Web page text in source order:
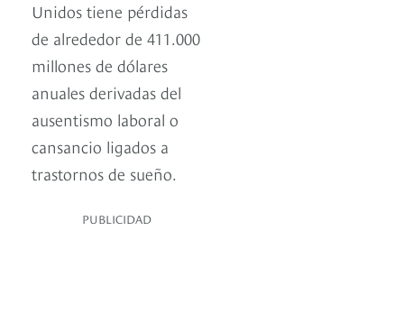
Unidos tiene pérdidas
de alrededor de 411.000
millones de dólares
anuales derivadas del
ausentismo laboral o
cansancio ligados a
trastornos de sueño.
PUBLICIDAD